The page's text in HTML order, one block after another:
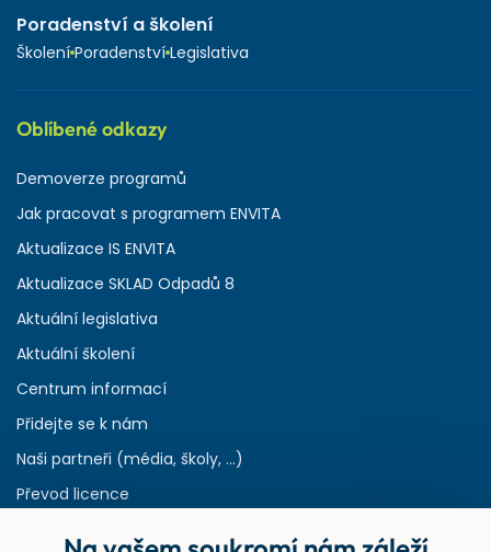
Poradenství a školení
Školení Poradenství Legislativa
Oblíbené odkazy
Demoverze programů
Jak pracovat s programem ENVITA
Aktualizace IS ENVITA
Aktualizace SKLAD Odpadů 8
Aktuální legislativa
Aktuální školení
Centrum informací
Přidejte se k nám
Naši partneři (média, školy, ...)
Převod licence